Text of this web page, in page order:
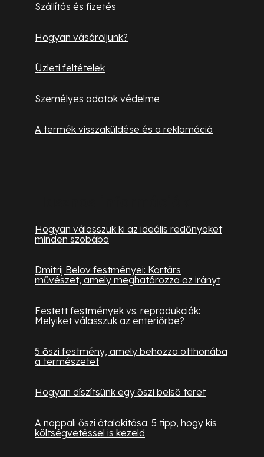
Szállítás és fizetés
Hogyan vásároljunk?
Üzleti feltételek
Személyes adatok védelme
A termék visszaküldése és a reklamáció
Hogyan válasszuk ki az ideális redőnyöket
minden szobába
Dmitrij Belov festményei: Kortárs
művészet, amely meghatározza az irányt
Festett festmények vs. reprodukciók:
Melyiket válasszuk az enteriőrbe?
5 őszi festmény, amely behozza otthonába
a természetet
Hogyan díszítsünk egy őszi belső teret
A nappali őszi átalakítása: 5 tipp, hogy kis
költségvetéssel is kezeld